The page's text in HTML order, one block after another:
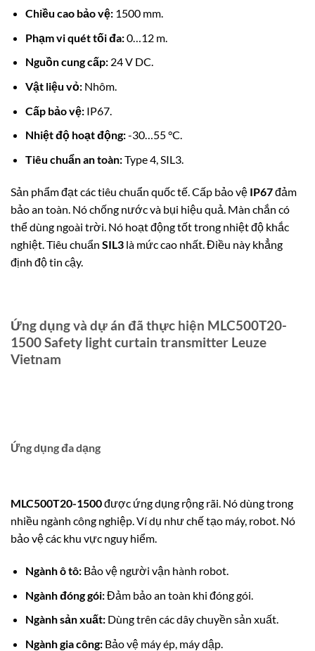
Chiều cao bảo vệ:1500 mm.
Phạm vi quét tối đa:0…12 m.
Nguồn cung cấp:24 V DC.
Vật liệu vỏ:Nhôm.
Cấp bảo vệ:IP67.
Nhiệt độ hoạt động:-30…55 °C.
Tiêu chuẩn an toàn:Type 4, SIL3.
Sản phẩm đạt các tiêu chuẩn quốc tế. Cấp bảo vệ IP67đảm
bảo an toàn. Nó chống nước và bụi hiệu quả. Màn chắn có
thể dùng ngoài trời. Nó hoạt động tốt trong nhiệt độ khắc
nghiệt. Tiêu chuẩn SIL3 là mức cao nhất. Điều này khẳng
định độ tin cậy.
Ứng dụng và dự án đã thực hiện MLC500T20-
1500 Safety light curtain transmitter Leuze
Vietnam
Ứng dụng đa dạng
MLC500T20-1500được ứng dụng rộng rãi. Nó dùng trong
nhiều ngành công nghiệp. Ví dụ như chế tạo máy, robot. Nó
bảo vệ các khu vực nguy hiểm.
Ngành ô tô:Bảo vệ người vận hành robot.
Ngành đóng gói:Đảm bảo an toàn khi đóng gói.
Ngành sản xuất:Dùng trên các dây chuyền sản xuất.
Ngành gia công:Bảo vệ máy ép, máy dập.